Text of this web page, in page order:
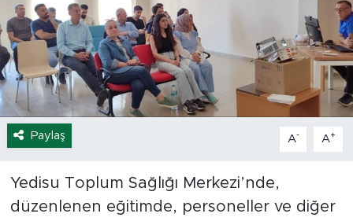
Paylaş A- A+
Yedisu Toplum Sağlığı Merkezi’nde,
düzenlenen eğitimde, personeller ve diğer
Yaşam
Sağlık
Eğitim
Ekonomi
Tavz Der